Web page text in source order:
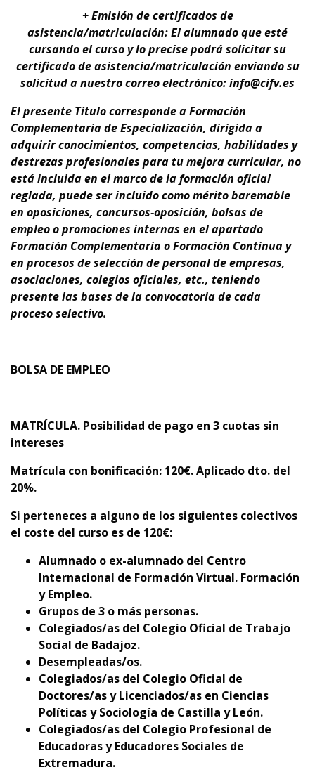
+ Emisión de certificados de
asistencia/matriculación: El alumnado que esté
cursando el curso y lo precise podrá solicitar su
certificado de asistencia/matriculación enviando su
solicitud a nuestro correo electrónico: info@cifv.es
El presente Título corresponde aFormación
Complementaria de Especialización, dirigida a
adquirir conocimientos, competencias, habilidades y
destrezas profesionales para tumejora curricular, no
está incluida en el marco de la formación oficial
reglada, puede ser incluido como mérito baremable
en oposiciones, concursos-oposición, bolsas de
empleo o promociones internas en el apartado
Formación Complementaria o Formación Continua y
en procesos de selección de personal de empresas,
asociaciones, colegios oficiales, etc., teniendo
presentelas bases de la convocatoria de cada
proceso selectivo.
BOLSA DE EMPLEO
MATRÍCULA. Posibilidad de pago en 3 cuotas sin
intereses
Matrícula con bonificación: 120€. Aplicado dto. del
20%.
Si perteneces a alguno de los siguientes colectivos
el coste del curso es de 120€:
Alumnado o ex-alumnado del Centro
Internacional de Formación Virtual. Formación
y Empleo.
Grupos de 3 o más personas.
Colegiados/as del Colegio Oficial de Trabajo
Social de Badajoz.
Desempleadas/os.
Colegiados/as del Colegio Oficial de
Doctores/as y Licenciados/as en Ciencias
Políticas y Sociología de Castilla y León.
Colegiados/as del Colegio Profesional de
Educadoras y Educadores Sociales de
Extremadura.